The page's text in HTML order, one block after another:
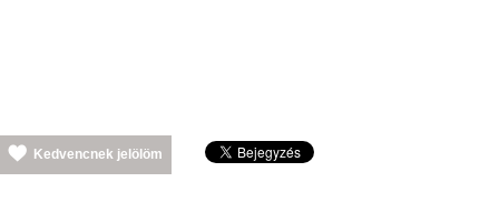
Kedvencnek jelölöm